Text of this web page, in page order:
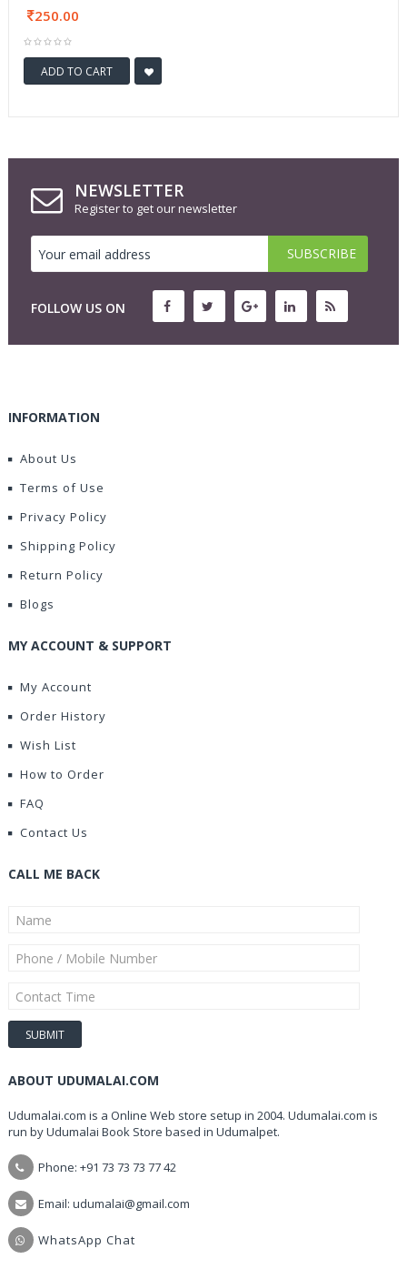
250.00
ADD TO CART
NEWSLETTER
Register to get our newsletter
FOLLOW US ON
INFORMATION
About Us
Terms of Use
Privacy Policy
Shipping Policy
Return Policy
Blogs
MY ACCOUNT & SUPPORT
My Account
Order History
Wish List
How to Order
FAQ
Contact Us
CALL ME BACK
ABOUT UDUMALAI.COM
Udumalai.com is a Online Web store setup in 2004. Udumalai.com is
run by Udumalai Book Store based in Udumalpet.
Phone: +91 73 73 73 77 42
Email: udumalai@gmail.com
WhatsApp Chat